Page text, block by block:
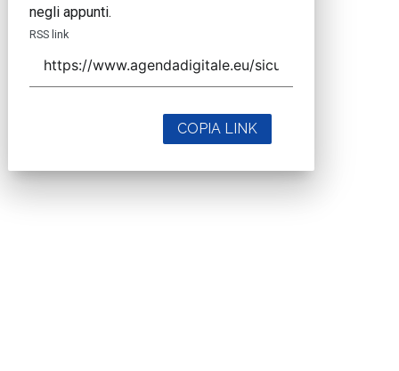
negli appunti.
RSS link
COPIA LINK